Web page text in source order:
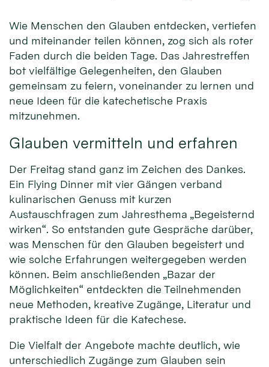
Wie Menschen den Glauben entdecken, vertiefen
und miteinander teilen können, zog sich als roter
Faden durch die beiden Tage. Das Jahrestreffen
bot vielfältige Gelegenheiten, den Glauben
gemeinsam zu feiern, voneinander zu lernen und
neue Ideen für die katechetische Praxis
mitzunehmen.
Glauben vermitteln und erfahren
Der Freitag stand ganz im Zeichen des Dankes.
Ein Flying Dinner mit vier Gängen verband
kulinarischen Genuss mit kurzen
Austauschfragen zum Jahresthema „Begeisternd
wirken“. So entstanden gute Gespräche darüber,
was Menschen für den Glauben begeistert und
wie solche Erfahrungen weitergegeben werden
können. Beim anschließenden „Bazar der
Möglichkeiten“ entdeckten die Teilnehmenden
neue Methoden, kreative Zugänge, Literatur und
praktische Ideen für die Katechese.
Die Vielfalt der Angebote machte deutlich, wie
unterschiedlich Zugänge zum Glauben sein